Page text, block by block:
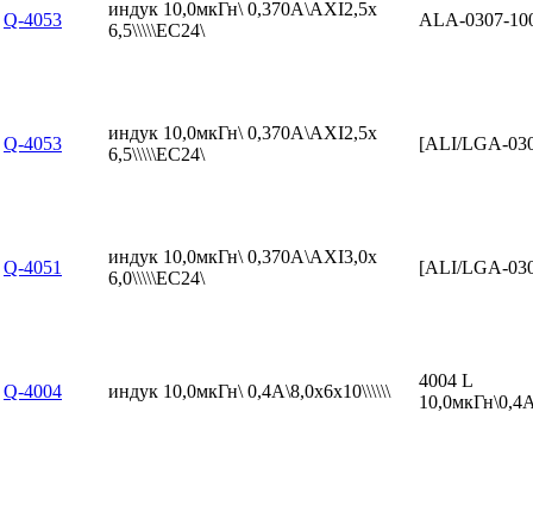
Q-4053
индук 10,0мкГн\ 0,370А\AXI2,5x
6,5\\\\\EC24\
ALA-0307-
Q-4053
индук 10,0мкГн\ 0,370А\AXI2,5x
6,5\\\\\EC24\
[ALI/LGA-
Q-4051
индук 10,0мкГн\ 0,370А\AXI3,0x
6,0\\\\\EC24\
[ALI/LGA-
Q-4004 индук 10,0мкГн\ 0,4А\8,0x6x10\\\\\\
4004 L